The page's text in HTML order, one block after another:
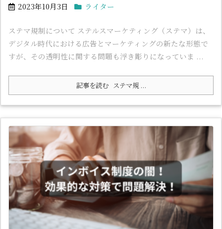
2023年10月3日 ライター
ステマ規制について ステルスマーケティング（ステマ）は、
デジタル時代における広告とマーケティングの新たな形態で
すが、その透明性に関する問題も浮き彫りになっていま ...
記事を読む ステマ規 ...